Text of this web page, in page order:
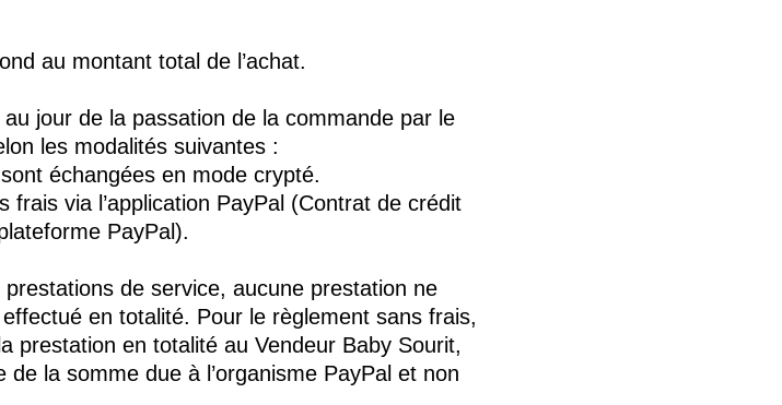
au montant total de l’achat.
jour de la passation de la commande par le
les modalités suivantes :
échangées en mode crypté.
via l’application PayPal (Contrat de crédit
PayPal).
de service, aucune prestation ne
en totalité. Pour le règlement sans frais,
prestation en totalité au Vendeur Baby Sourit,
la somme due à l’organisme PayPal et non